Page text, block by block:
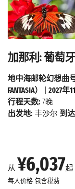
加那利: 葡萄
从 ¥6,037起
每人价格 包含税费
地中海邮轮幻想曲
FANTASIA）
2027年
行程天数: 7晚
出发地: 丰沙尔 到